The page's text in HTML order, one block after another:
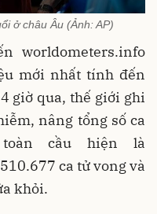
ở châu Âu (Ảnh: AP)
worldometers.info
mới nhất tính đến
giờ qua, thế giới ghi
nâng tổng số ca
cầu hiện là
ca tử vong và
khỏi.